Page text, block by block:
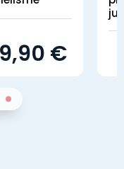
€
46Sur 4